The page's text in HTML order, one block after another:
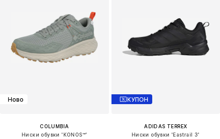
Ново
COLUMBIA
Ниски обувки 'KONOS™'
КУПОН
ADIDAS TERREX
Ниски обувки 'Eastrail 3'